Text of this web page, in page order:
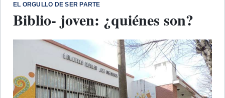
EL ORGULLO DE SER PARTE
Biblio- joven: ¿quiénes son?